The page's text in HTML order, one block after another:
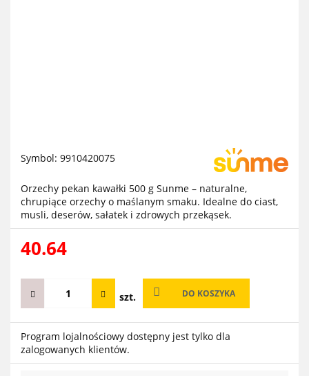
Symbol: 9910420075
Orzechy pekan kawałki 500 g Sunme – naturalne,
chrupiące orzechy o maślanym smaku. Idealne do ciast,
musli, deserów, sałatek i zdrowych przekąsek.
40.64
szt. DO KOSZYKA
Program lojalnościowy dostępny jest tylko dla
zalogowanych klientów.